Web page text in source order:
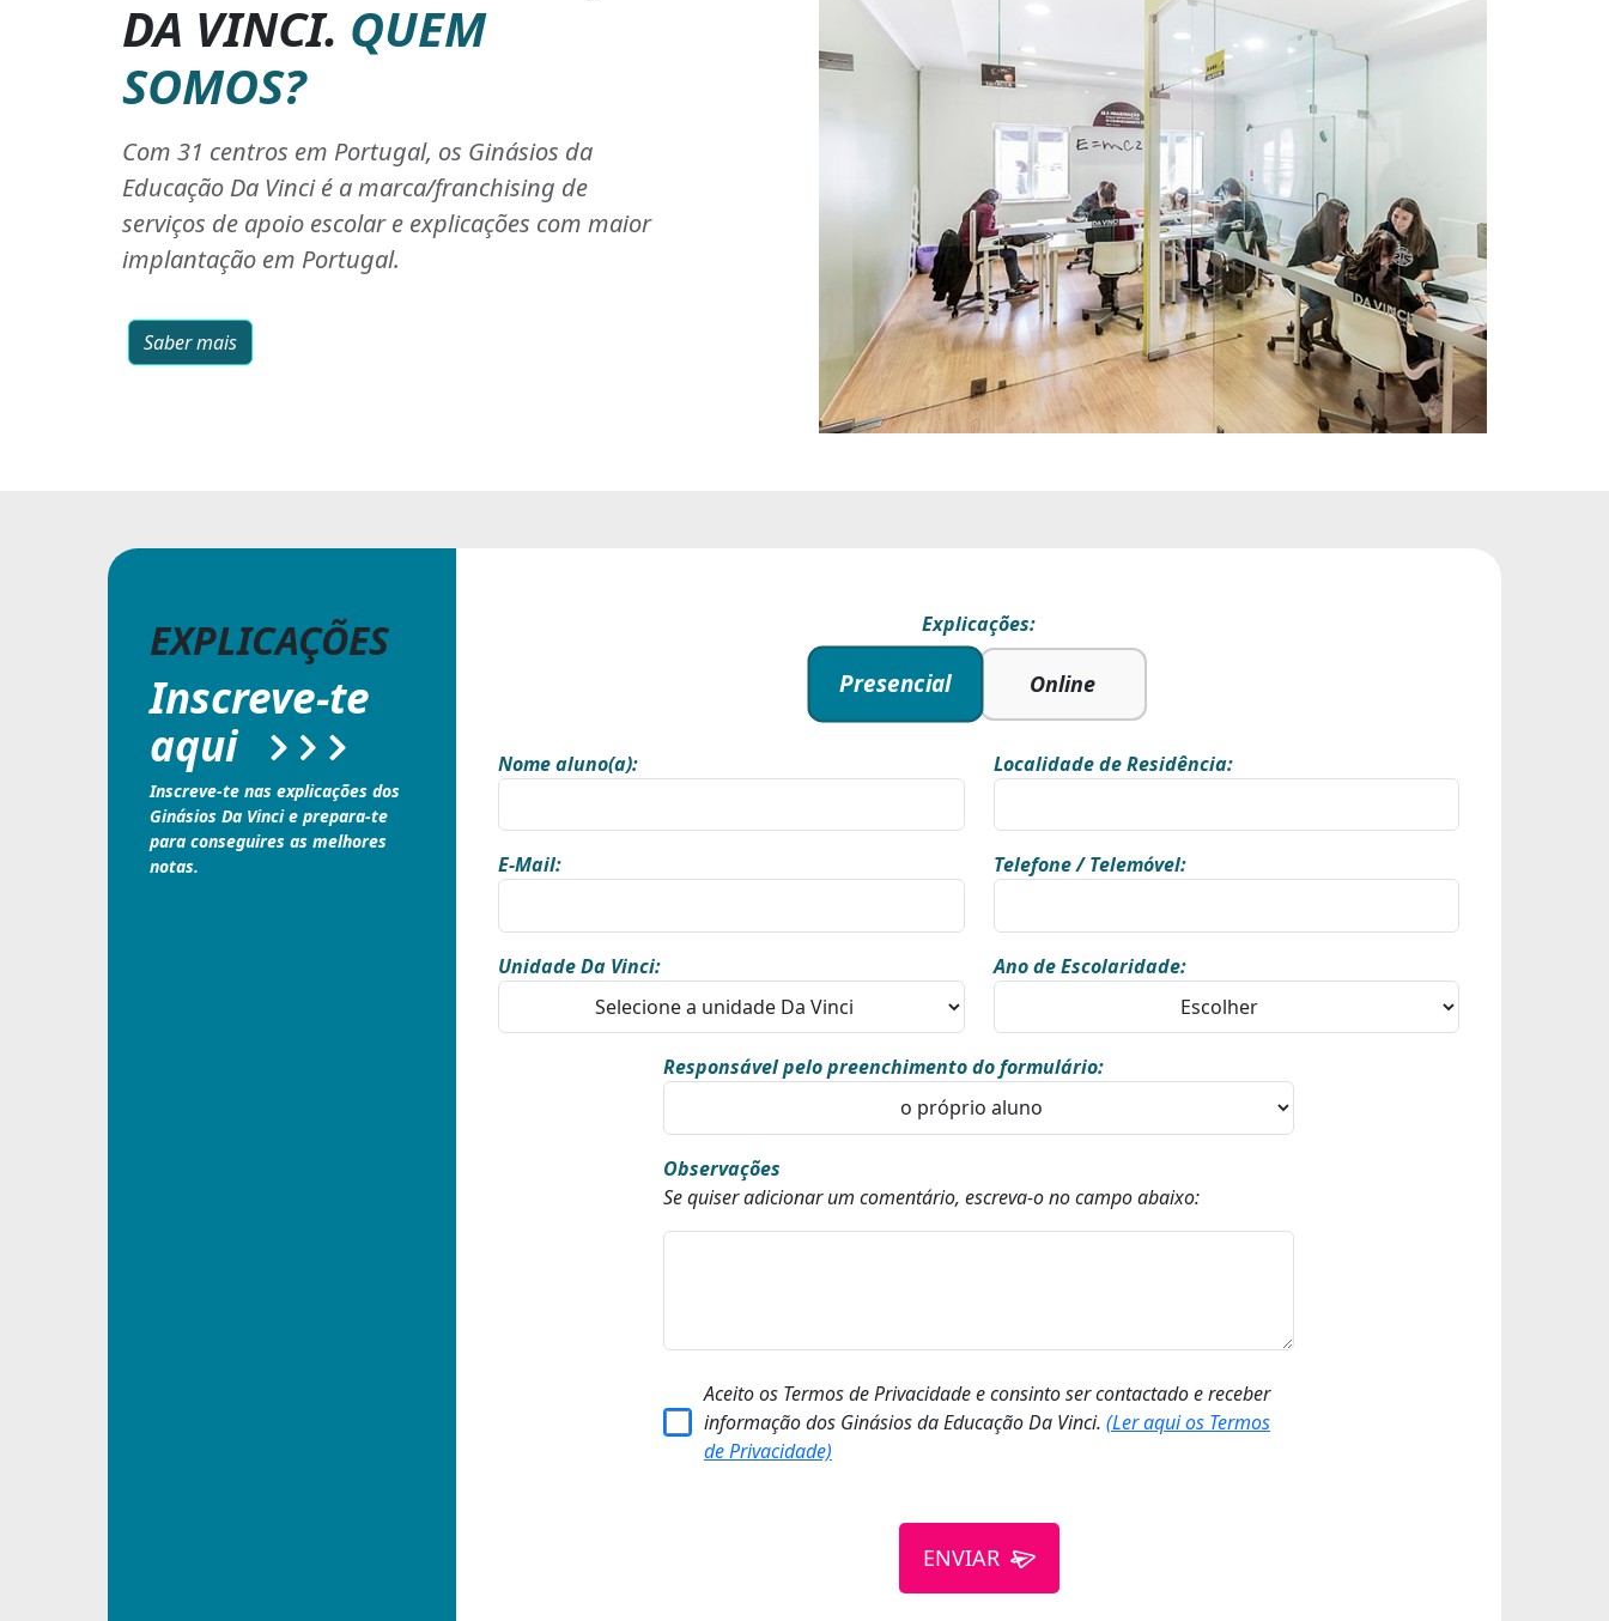
DA VINCI. QUEM
SOMOS?
Com 31 centros em Portugal, os Ginásios da
Educação Da Vinci é a marca/franchising de
serviços de apoio escolar e explicações com maior
implantação em Portugal.
Saber mais
EXPLICAÇÕES
Inscreve-te
aqui
Inscreve-te nas explicações dos
Ginásios Da Vinci e prepara-te
para conseguires as melhores
notas.
Explicações:
Presencial Online
Nome aluno(a): Localidade de Residência:
E-Mail: Telefone / Telemóvel:
Unidade Da Vinci: Ano de Escolaridade:
Responsável pelo preenchimento do formulário:
Observações
Se quiser adicionar um comentário, escreva-o no campo abaixo:
Aceito os Termos de Privacidade e consinto ser contactado e receber
informação dos Ginásios da Educação Da Vinci. (Ler aqui os Termos
de Privacidade)
ENVIAR